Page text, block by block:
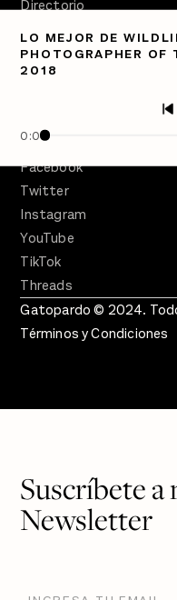
LO MEJOR DE
PHOTOGRAPHER OF
2018
0:00
Directorio
PÓDCASTS
Semanario Gatopardo
Facebook
Twitter
Instagram
YouTube
TikTok
Threads
Gatopardo © 2024.
Términos y Condiciones
Suscríbete
Newsletter